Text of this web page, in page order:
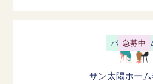
サン太陽ホー
パートタイ
急募中